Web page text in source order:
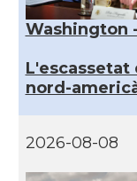
Washington
nord-
2026-08-08